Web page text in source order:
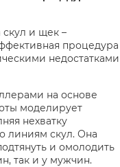
скул и щек –
процедура
недостатками
на основе
моделирует
нехватку
линиям скул. Она
и омолодить
так и у мужчин.